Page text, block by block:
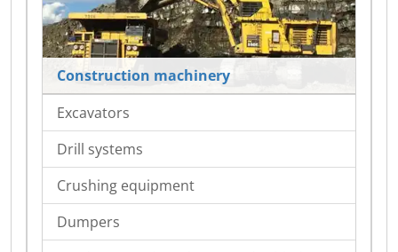
Construction machinery
Excavators
Drill systems
Crushing equipment
Dumpers